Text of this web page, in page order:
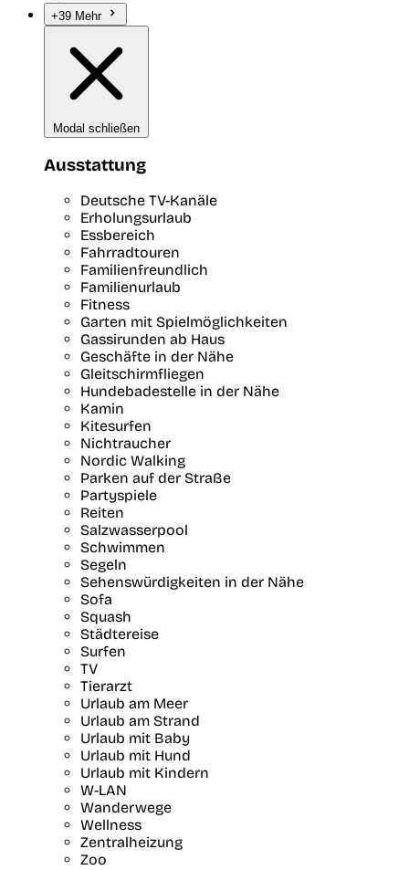
+39 Mehr
Modal schließen
Ausstattung
Deutsche TV-Kanäle
Erholungsurlaub
Essbereich
Fahrradtouren
Familienfreundlich
Familienurlaub
Fitness
Garten mit Spielmöglichkeiten
Gassirunden ab Haus
Geschäfte in der Nähe
Gleitschirmfliegen
Hundebadestelle in der Nähe
Kamin
Kitesurfen
Nichtraucher
Nordic Walking
Parken auf der Straße
Partyspiele
Reiten
Salzwasserpool
Schwimmen
Segeln
Sehenswürdigkeiten in der Nähe
Sofa
Squash
Städtereise
Surfen
TV
Tierarzt
Urlaub am Meer
Urlaub am Strand
Urlaub mit Baby
Urlaub mit Hund
Urlaub mit Kindern
W-LAN
Wanderwege
Wellness
Zentralheizung
Zoo